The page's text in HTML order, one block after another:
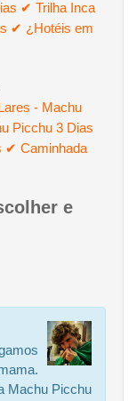
✔ Trilha Inca
✔ ¿Hotéis em
- Machu
Picchu 3 Dias
✔ Caminhada
e
Machu Picchu